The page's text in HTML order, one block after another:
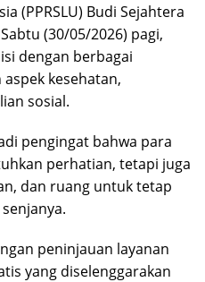
(PPRSLU) Budi Sejahtera
(30/05/2026) pagi,
dengan berbagai
kesehatan,
sosial.
pengingat bahwa para
perhatian, tetapi juga
dan ruang untuk tetap
peninjauan layanan
yang diselenggarakan